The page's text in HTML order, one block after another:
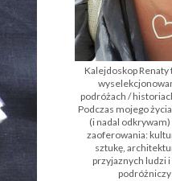
Kalejdoskop
podróżach /
Podczas mojego
(i nadal
zaoferowania:
sztukę,
przyjaznych ludzi
podróżniczy